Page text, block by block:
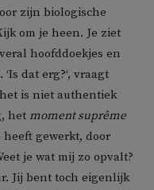
zijn biologische
om je heen. Je ziet
hoofddoekjes en
dat erg?‘, vraagt
is niet authentiek
het moment suprême
heeft gewerkt, door
je wat mij zo opvalt?
Jij bent toch eigenlijk